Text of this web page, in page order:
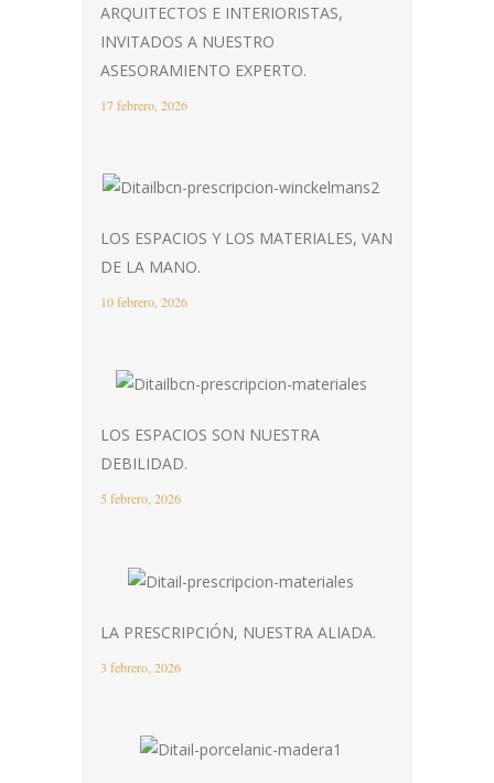
ARQUITECTOS E INTERIORISTAS,
INVITADOS A NUESTRO
ASESORAMIENTO EXPERTO.
17 febrero, 2026
LOS ESPACIOS Y LOS MATERIALES, VAN
DE LA MANO.
10 febrero, 2026
LOS ESPACIOS SON NUESTRA
DEBILIDAD.
5 febrero, 2026
LA PRESCRIPCIÓN, NUESTRA ALIADA.
3 febrero, 2026